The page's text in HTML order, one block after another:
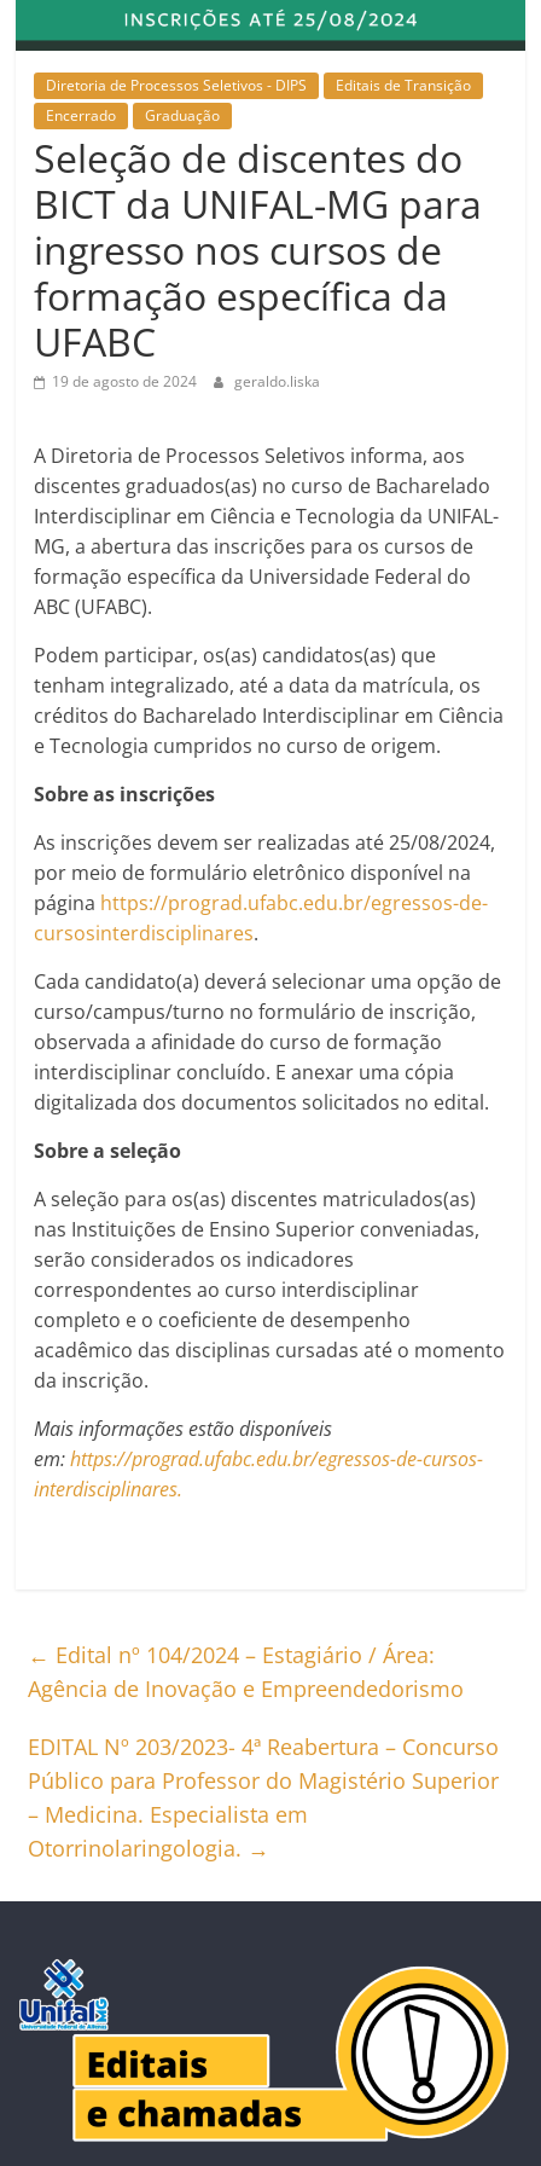
Diretoria de Processos Seletivos - DIPS
Editais de Transição
Encerrado
Graduação
Seleção de discentes do
BICT da UNIFAL-MG para
ingresso nos cursos de
formação específica da
UFABC
19 de agosto de 2024 geraldo.liska
A Diretoria de Processos Seletivos informa, aos
discentes graduados(as) no curso de Bacharelado
Interdisciplinar em Ciência e Tecnologia da UNIFAL-
MG, a abertura das inscrições para os cursos de
formação específica da Universidade Federal do
ABC (UFABC).
Podem participar, os(as) candidatos(as) que
tenham integralizado, até a data da matrícula, os
créditos do Bacharelado Interdisciplinar em Ciência
e Tecnologia cumpridos no curso de origem.
Sobre as inscrições
As inscrições devem ser realizadas até 25/08/2024,
por meio de formulário eletrônico disponível na
página https://prograd.ufabc.edu.br/egressos-de-
cursosinterdisciplinares.
Cada candidato(a) deverá selecionar uma opção de
curso/campus/turno no formulário de inscrição,
observada a afinidade do curso de formação
interdisciplinar concluído. E anexar uma cópia
digitalizada dos documentos solicitados no edital.
Sobre a seleção
A seleção para os(as) discentes matriculados(as)
nas Instituições de Ensino Superior conveniadas,
serão considerados os indicadores
correspondentes ao curso interdisciplinar
completo e o coeficiente de desempenho
acadêmico das disciplinas cursadas até o momento
da inscrição.
Mais informações estão disponíveis
em:https://prograd.ufabc.edu.br/egressos-de-cursos-
interdisciplinares.
← Edital nº 104/2024 – Estagiário / Área:
Agência de Inovação e Empreendedorismo
EDITAL Nº 203/2023- 4ª Reabertura – Concurso
Público para Professor do Magistério Superior
– Medicina. Especialista em
Otorrinolaringologia. →